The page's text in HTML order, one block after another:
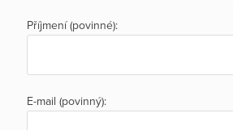
Příjmení (povinné):
E-mail (povinný):